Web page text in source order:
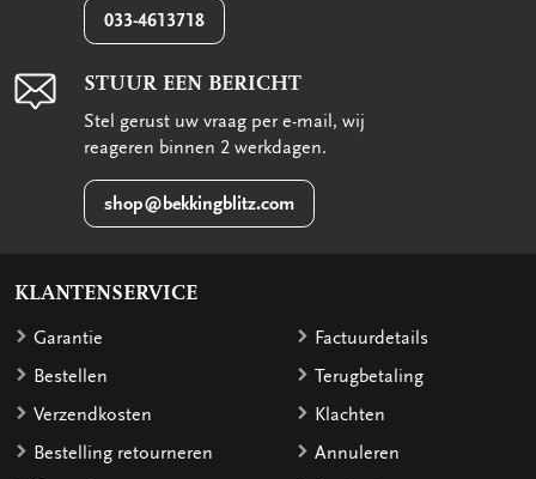
033-4613718
STUUR EEN BERICHT
Stel gerust uw vraag per e-mail, wij
reageren binnen 2 werkdagen.
shop@bekkingblitz.com
KLANTENSERVICE
Garantie
Bestellen
Verzendkosten
Bestelling retourneren
Factuurdetails
Terugbetaling
Klachten
Annuleren